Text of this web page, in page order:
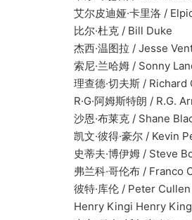
艾尔皮迪娅·卡里洛 /
比尔·杜克 / Bill Duke
杰西·温图拉 / Jesse
索尼·兰哈姆 / Sonny
理查德·切夫斯 / Richard
R·G·阿姆斯特朗 / R.G.
沙恩·布莱克 / Shane
凯文·彼得·豪尔 / Kevin
史蒂夫·博伊姆 / Steve
弗兰科·哥伦布 / Franco
彼特·库伦 / Peter Cullen
Henry Kingi Henry